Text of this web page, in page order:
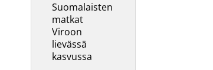
Suomalaisten
matkat
Viroon
lievässä
kasvussa